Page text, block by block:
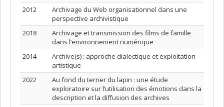
2012
Archivage du Web organisationnel dans une
perspective archivistique
2018
Archivage et transmission des films de famille
dans l’environnement numérique
2014
Archive(s) : approche dialectique et exploitation
artistique
2022
Au fond du terrier du lapin : une étude
exploratoire sur l’utilisation des émotions dans la
description et la diffusion des archives